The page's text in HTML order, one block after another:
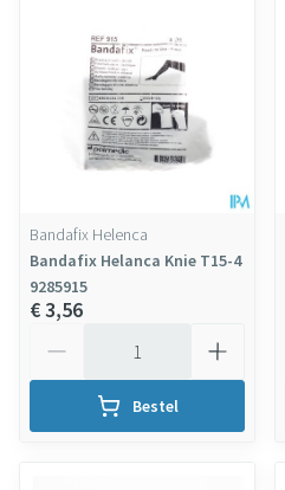
Bandafix Helenca
Bandafix Helanca Knie T15-4
9285915
€ 3,56
Bestel